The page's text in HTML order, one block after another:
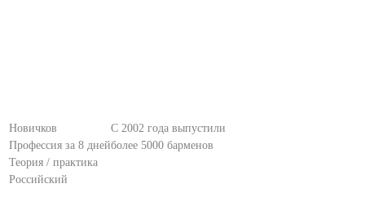
Новичков
Профессия за 8 дней
Теория / практика
Российский
С 2002 года выпустили
более 5000 барменов